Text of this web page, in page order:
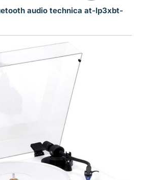
audio technica at-lp3xbt-